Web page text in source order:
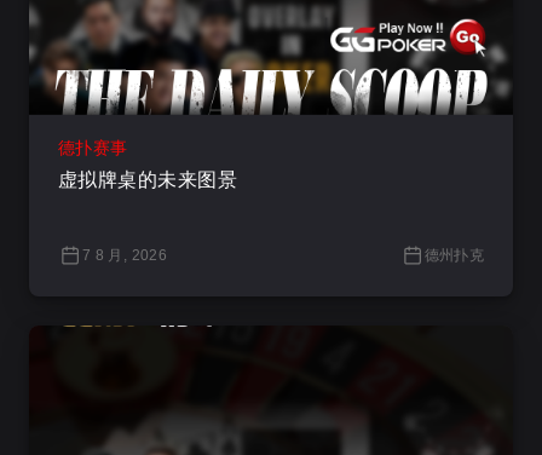
德扑赛事
虚拟牌桌的未来图景
7 8 月, 2026 德州扑克